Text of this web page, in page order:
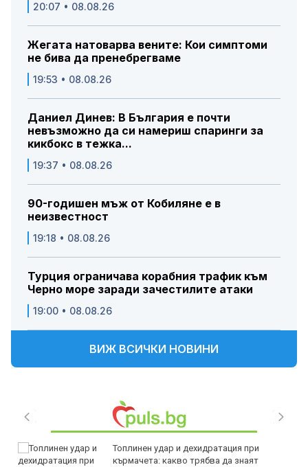
20:07 • 08.08.26
Жегата натоварва вените: Кои симптоми
не бива да пренебрегваме
19:53 • 08.08.26
Даниел Динев: В България е почти
невъзможно да си намериш спаринги за
кикбокс в тежка...
19:37 • 08.08.26
90-годишен мъж от Кобиляне е в
неизвестност
19:18 • 08.08.26
Турция ограничава корабния трафик към
Черно море заради зачестилите атаки
19:00 • 08.08.26
ВИЖ ВСИЧКИ НОВИНИ
Топлинен удар и дехидратация при
кърмачета: какво трябва да знаят